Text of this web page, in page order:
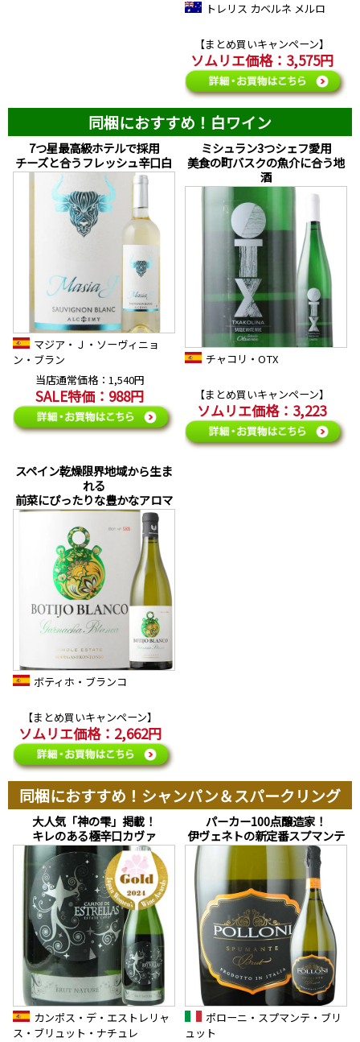
トレリス カベルネ メルロ
【まとめ買いキャンペーン】
ソムリエ価格：3,575円
同梱におすすめ！白ワイン
7つ星最高級ホテルで採用
チーズと合うフレッシュ辛口白
マジア・Ｊ・ソーヴィニョ
ン・ブラン
当店通常価格：1,540円
SALE特価：988円
ミシュラン3つシェフ愛用
美食の町バスクの魚介に合う地
酒
チャコリ・OTX
【まとめ買いキャンペーン】
ソムリエ価格：3,223
スペイン乾燥限界地域から生ま
れる
前菜にぴったりな豊かなアロマ
ボティホ・ブランコ
【まとめ買いキャンペーン】
ソムリエ価格：2,662円
同梱におすすめ！シャンパン＆スパークリング
大人気「神の雫」掲載！
キレのある極辛口カヴァ
カンポス・デ・エストレリャ
ス・ブリュット・ナチュレ
パーカー100点醸造家！
伊ヴェネトの新定番スプマンテ
ポローニ・スプマンテ・ブリ
ュット